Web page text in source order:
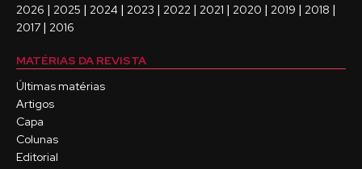
2026 | 2025 | 2024 | 2023 | 2022 | 2021 | 2020 | 2019 | 2018 |
2017 | 2016
MATÉRIAS DA REVISTA
Últimas matérias
Artigos
Capa
Colunas
Editorial